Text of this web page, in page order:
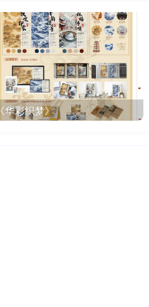
《华彩织梦》